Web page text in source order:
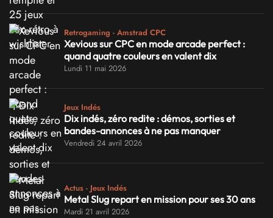
Retrogaming - Amstrad CPC
Xevious sur CPC en mode arcade perfect :
quand quatre couleurs en valent dix
Lundi 11 mai 2026
Jeux Indés
Dix indés, zéro redite : démos, sorties et
bandes-annonces à ne pas manquer
Vendredi 24 avril 2026
Actus - Jeux Indés
Metal Slug repart en mission pour ses 30 ans
Mardi 21 avril 2026